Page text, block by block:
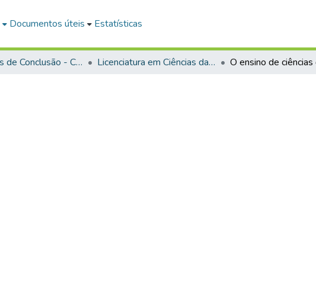
Documentos úteis Estatísticas
Trabalhos de Conclusão - Cursos de Graduação Licenciatura em Ciências da Natureza